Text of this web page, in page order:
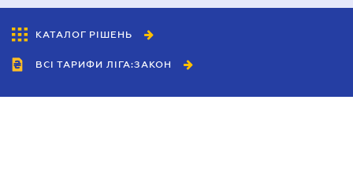
КАТАЛОГ РІШЕНЬ
ВСІ ТАРИФИ ЛІГА:ЗАКОН